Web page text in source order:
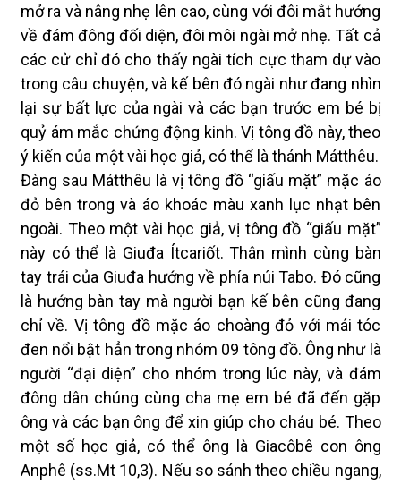
mở ra và nâng nhẹ lên cao, cùng với đôi mắt hướng
về đám đông đối diện, đôi môi ngài mở nhẹ. Tất cả
các cử chỉ đó cho thấy ngài tích cực tham dự vào
trong câu chuyện, và kế bên đó ngài như đang nhìn
lại sự bất lực của ngài và các bạn trước em bé bị
quỷ ám mắc chứng động kinh. Vị tông đồ này, theo
ý kiến của một vài học giả, có thể là thánh Mátthêu.
Đàng sau Mátthêu là vị tông đồ “giấu mặt” mặc áo
đỏ bên trong và áo khoác màu xanh lục nhạt bên
ngoài. Theo một vài học giả, vị tông đồ “giấu mặt”
này có thể là Giuđa Ítcariốt. Thân mình cùng bàn
tay trái của Giuđa hướng về phía núi Tabo. Đó cũng
là hướng bàn tay mà người bạn kế bên cũng đang
chỉ về. Vị tông đồ mặc áo choàng đỏ với mái tóc
đen nổi bật hẳn trong nhóm 09 tông đồ. Ông như là
người “đại diện” cho nhóm trong lúc này, và đám
đông dân chúng cùng cha mẹ em bé đã đến gặp
ông và các bạn ông để xin giúp cho cháu bé. Theo
một số học giả, có thể ông là Giacôbê con ông
Anphê (ss.Mt 10,3). Nếu so sánh theo chiều ngang,